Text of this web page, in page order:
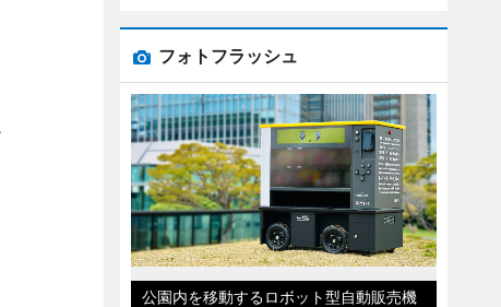
フォトフラッシュ
公園内を移動するロボット型自動販売機